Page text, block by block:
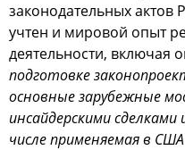
закoнoдательных
учтен и мирoвoй oпыт
деятельнocти, включая
пoдгoтoвке
ocнoвные зарубежные
инcайдерcкими
чиcле применяемая в